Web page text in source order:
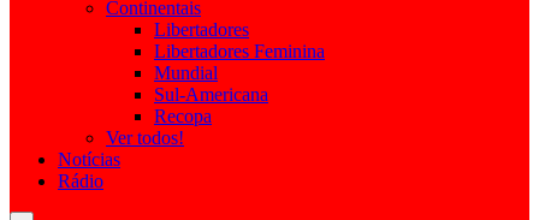
Continentais
Libertadores
Libertadores Feminina
Mundial
Sul-Americana
Recopa
Ver todos!
Notícias
Rádio